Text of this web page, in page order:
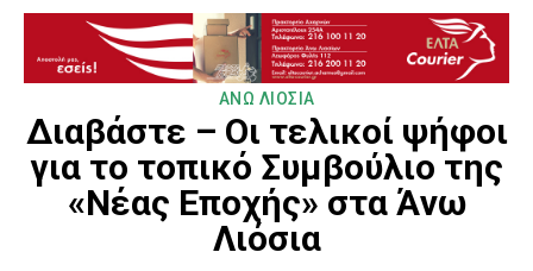
ΑΝΩ ΛΙΟΣΙΑ
Διαβάστε – Οι τελικοί ψήφοι
για το τοπικό Συμβούλιο της
«Νέας Εποχής» στα Άνω
Λιόσια